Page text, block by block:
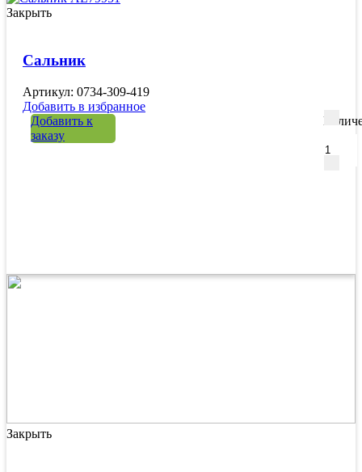
Закрыть
Сальник
Артикул: 0734-309-419
Добавить в избранное
Добавить к
заказу
Закрыть